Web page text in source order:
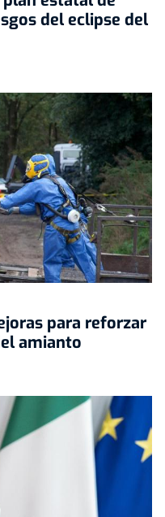
del eclipse del
para reforzar
amianto